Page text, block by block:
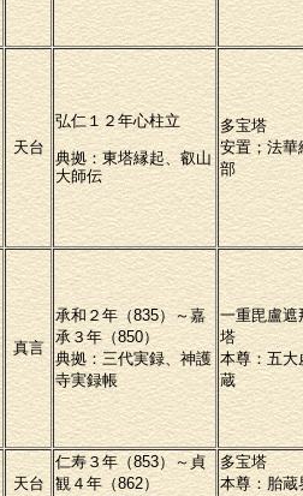
天台
弘仁１２年心柱立
典拠：東塔縁起、叡山
大師伝
多宝塔
安置；法華
部
真言
承和２年（835）～嘉
承３年（850）
典拠：三代実録、神護
寺実録帳
一重毘盧遮
塔
本尊：五大
蔵
天台
仁寿３年（853）～貞
観４年（862）
多宝塔
本尊：胎蔵